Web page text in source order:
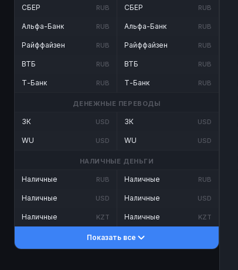
СБЕР RUB
Альфа-Банк RUB
Райффайзен RUB
ВТБ RUB
Т-Банк RUB
СБЕР RUB
Альфа-Банк RUB
Райффайзен RUB
ВТБ RUB
Т-Банк RUB
ДЕНЕЖНЫЕ ПЕРЕВОДЫ
ЗК USD
WU USD
ЗК USD
WU USD
НАЛИЧНЫЕ ДЕНЬГИ
Наличные RUB
Наличные USD
Наличные KZT
Наличные RUB
Наличные USD
Наличные KZT
Показать все